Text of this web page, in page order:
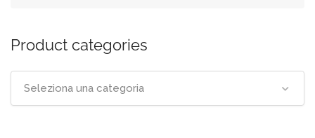
Product categories
Seleziona una categoria